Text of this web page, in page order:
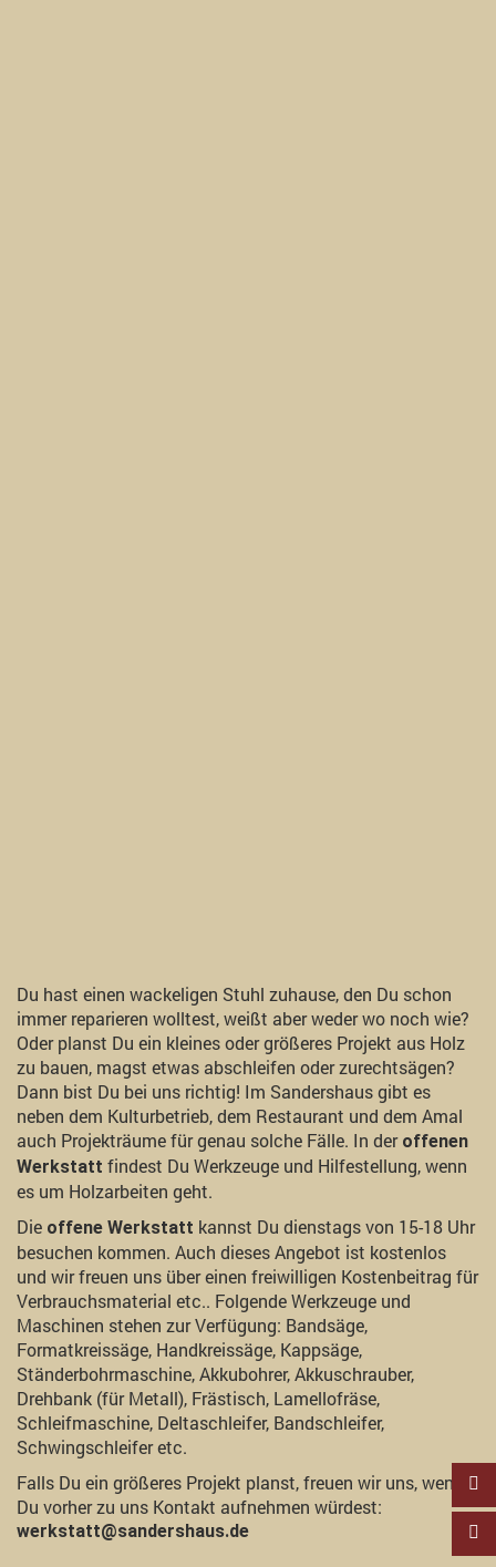
Du hast einen wackeligen Stuhl zuhause, den Du schon
immer reparieren wolltest, weißt aber weder wo noch wie?
Oder planst Du ein kleines oder größeres Projekt aus Holz
zu bauen, magst etwas abschleifen oder zurechtsägen?
Dann bist Du bei uns richtig! Im Sandershaus gibt es
neben dem Kulturbetrieb, dem Restaurant und dem Amal
auch Projekträume für genau solche Fälle. In der offenen
Werkstatt findest Du Werkzeuge und Hilfestellung, wenn
es um Holzarbeiten geht.
Die offene Werkstatt kannst Du dienstags von 15-18 Uhr
besuchen kommen. Auch dieses Angebot ist kostenlos
und wir freuen uns über einen freiwilligen Kostenbeitrag für
Verbrauchsmaterial etc.. Folgende Werkzeuge und
Maschinen stehen zur Verfügung: Bandsäge,
Formatkreissäge, Handkreissäge, Kappsäge,
Ständerbohrmaschine, Akkubohrer, Akkuschrauber,
Drehbank (für Metall), Frästisch, Lamellofräse,
Schleifmaschine, Deltaschleifer, Bandschleifer,
Schwingschleifer etc.
Falls Du ein größeres Projekt planst, freuen wir uns, wenn
Du vorher zu uns Kontakt aufnehmen würdest:
werkstatt@sandershaus.de